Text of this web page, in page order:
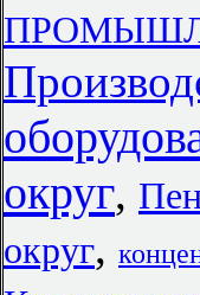
округ,
округ,